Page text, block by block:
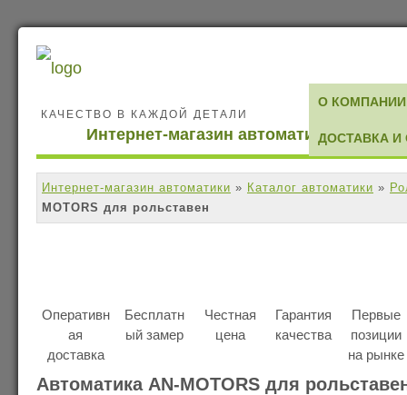
Интернет-магазин автоматики
КАЧЕСТВО В КАЖДОЙ ДЕТАЛИ
О КОМПАНИИ
ДОСТАВКА И
Интернет-магазин автоматики » Каталог автоматики »
MOTORS для рольставен
Оперативн
ая
доставка
Бесплатн
ый замер
Честная
цена
Гарантия
качества
Первые
позиции
на рынке
Автоматика AN-MOTORS для